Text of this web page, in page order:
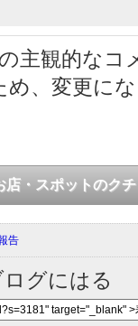
主観的なコ
め、変更に
店・スポットのク
告
グにはる